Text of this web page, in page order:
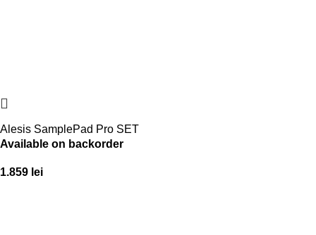
Alesis SamplePad Pro SET
Available on backorder
1.859 lei